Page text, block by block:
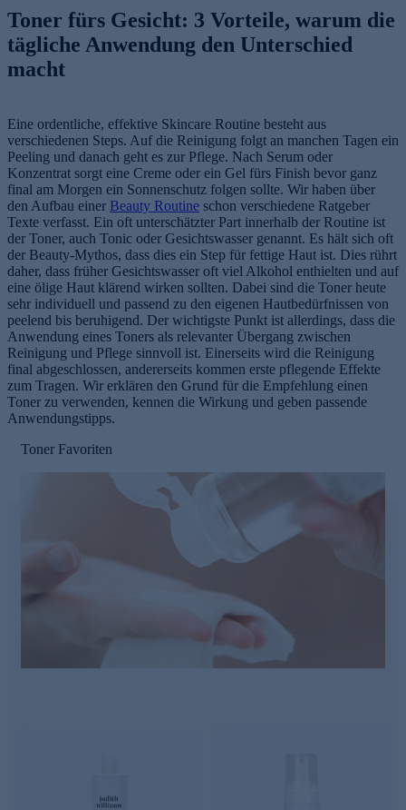
Toner fürs Gesicht: 3 Vorteile, warum die
tägliche Anwendung den Unterschied
macht
Eine ordentliche, effektive Skincare Routine besteht aus
verschiedenen Steps. Auf die Reinigung folgt an manchen Tagen ein
Peeling und danach geht es zur Pflege. Nach Serum oder
Konzentrat sorgt eine Creme oder ein Gel fürs Finish bevor ganz
final am Morgen ein Sonnenschutz folgen sollte. Wir haben über
den Aufbau einer Beauty Routine schon verschiedene Ratgeber
Texte verfasst. Ein oft unterschätzter Part innerhalb der Routine ist
der Toner, auch Tonic oder Gesichtswasser genannt. Es hält sich oft
der Beauty-Mythos, dass dies ein Step für fettige Haut ist. Dies rührt
daher, dass früher Gesichtswasser oft viel Alkohol enthielten und auf
eine ölige Haut klärend wirken sollten. Dabei sind die Toner heute
sehr individuell und passend zu den eigenen Hautbedürfnissen von
peelend bis beruhigend. Der wichtigste Punkt ist allerdings, dass die
Anwendung eines Toners als relevanter Übergang zwischen
Reinigung und Pflege sinnvoll ist. Einerseits wird die Reinigung
final abgeschlossen, andererseits kommen erste pflegende Effekte
zum Tragen. Wir erklären den Grund für die Empfehlung einen
Toner zu verwenden, kennen die Wirkung und geben passende
Anwendungstipps.
Toner Favoriten